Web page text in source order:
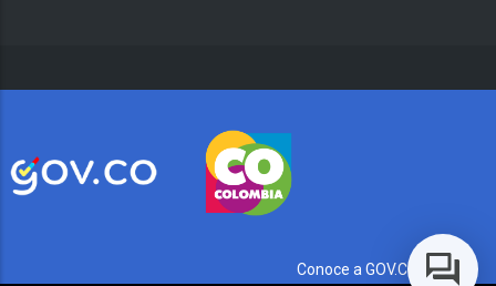
Conoce a GOV.CO aquí